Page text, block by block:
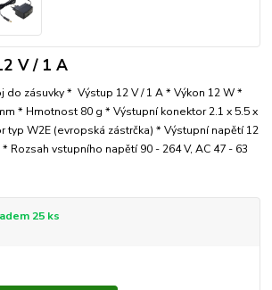
V / 1 A
do zásuvky * Výstup 12 V / 1 A * Výkon 12 W *
* Hmotnost 80 g * Výstupní konektor 2.1 x 5.5 x
typ W2E (evropská zástrčka) * Výstupní napětí 12
Rozsah vstupního napětí 90 - 264 V, AC 47 - 63
25 ks